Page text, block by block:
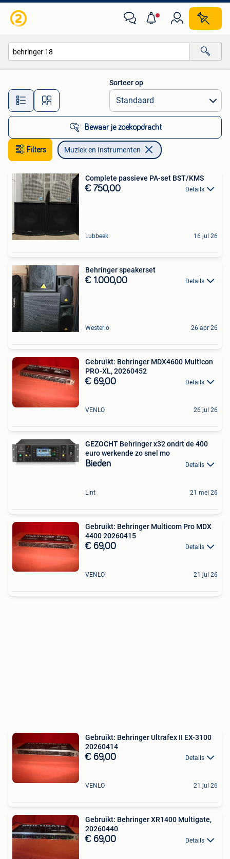
Alle afstanden…
Sorteer op
Bewaar je zoekopdracht
Filters Muziek en Instrumenten
Complete passieve PA-set BST/KMS
€ 750,00 Details
Lubbeek 16 jul 26
Behringer speakerset
€ 1.000,00 Details
Westerlo 26 apr 26
Gebruikt: Behringer MDX4600 Multicon
PRO-XL, 20260452
€ 69,00 Details
VENLO 26 jul 26
GEZOCHT Behringer x32 ondrt de 400
euro werkende zo snel mo
Bieden Details
Lint 21 mei 26
Gebruikt: Behringer Multicom Pro MDX
4400 20260415
€ 69,00 Details
VENLO 21 jul 26
Gebruikt: Behringer Ultrafex II EX-3100
20260414
€ 69,00 Details
VENLO 21 jul 26
Gebruikt: Behringer XR1400 Multigate,
20260440
€ 69,00 Details